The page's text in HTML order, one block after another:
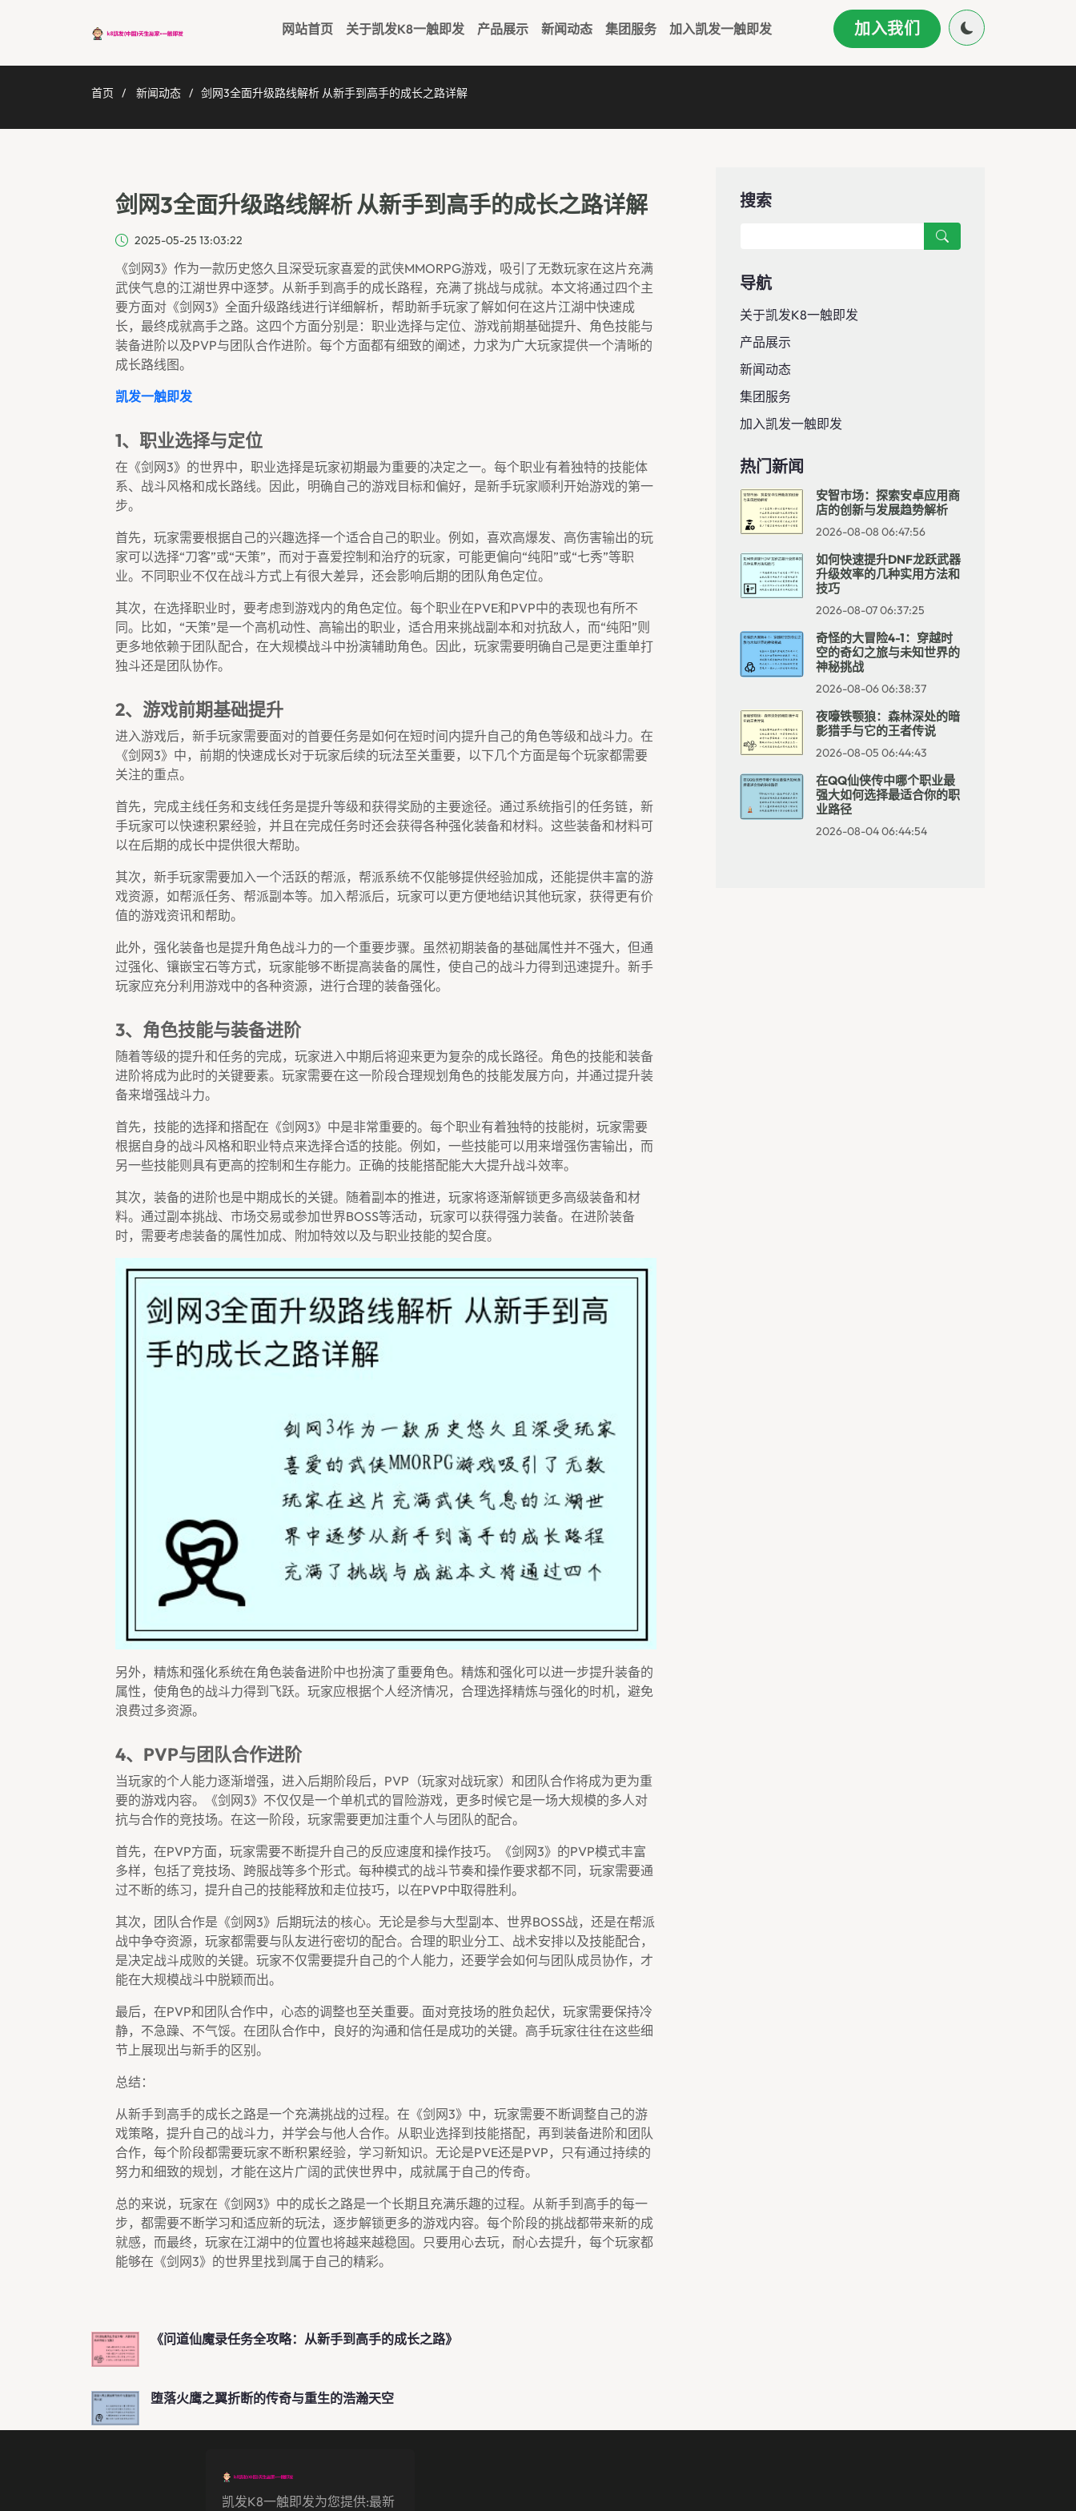
网站首页 关于凯发k8一触即发 产品展示 新闻动态 集团服务 加入凯发一触即发 加入我们
首页 新闻动态 剑网3全面升级路线解析 从新手到高手的成长之路详解
剑网3全面升级路线解析 从新手到高手的成长之路详解
2025-05-25 13:03:22
《剑网3》作为一款历史悠久且深受玩家喜爱的武侠MMORPG游戏，吸引了无数玩家在这片充满
武侠气息的江湖世界中逐梦。从新手到高手的成长路程，充满了挑战与成就。本文将通过四个主
要方面对《剑网3》全面升级路线进行详细解析，帮助新手玩家了解如何在这片江湖中快速成
长，最终成就高手之路。这四个方面分别是：职业选择与定位、游戏前期基础提升、角色技能与
装备进阶以及PVP与团队合作进阶。每个方面都有细致的阐述，力求为广大玩家提供一个清晰的
成长路线图。
凯发一触即发
1、职业选择与定位
在《剑网3》的世界中，职业选择是玩家初期最为重要的决定之一。每个职业有着独特的技能体
系、战斗风格和成长路线。因此，明确自己的游戏目标和偏好，是新手玩家顺利开始游戏的第一
步。
首先，玩家需要根据自己的兴趣选择一个适合自己的职业。例如，喜欢高爆发、高伤害输出的玩
家可以选择“刀客”或“天策”，而对于喜爱控制和治疗的玩家，可能更偏向“纯阳”或“七秀”等职
业。不同职业不仅在战斗方式上有很大差异，还会影响后期的团队角色定位。
其次，在选择职业时，要考虑到游戏内的角色定位。每个职业在PVE和PVP中的表现也有所不
同。比如，“天策”是一个高机动性、高输出的职业，适合用来挑战副本和对抗敌人，而“纯阳”则
更多地依赖于团队配合，在大规模战斗中扮演辅助角色。因此，玩家需要明确自己是更注重单打
独斗还是团队协作。
2、游戏前期基础提升
进入游戏后，新手玩家需要面对的首要任务是如何在短时间内提升自己的角色等级和战斗力。在
《剑网3》中，前期的快速成长对于玩家后续的玩法至关重要，以下几个方面是每个玩家都需要
关注的重点。
首先，完成主线任务和支线任务是提升等级和获得奖励的主要途径。通过系统指引的任务链，新
手玩家可以快速积累经验，并且在完成任务时还会获得各种强化装备和材料。这些装备和材料可
以在后期的成长中提供很大帮助。
其次，新手玩家需要加入一个活跃的帮派，帮派系统不仅能够提供经验加成，还能提供丰富的游
戏资源，如帮派任务、帮派副本等。加入帮派后，玩家可以更方便地结识其他玩家，获得更有价
值的游戏资讯和帮助。
此外，强化装备也是提升角色战斗力的一个重要步骤。虽然初期装备的基础属性并不强大，但通
过强化、镶嵌宝石等方式，玩家能够不断提高装备的属性，使自己的战斗力得到迅速提升。新手
玩家应充分利用游戏中的各种资源，进行合理的装备强化。
3、角色技能与装备进阶
随着等级的提升和任务的完成，玩家进入中期后将迎来更为复杂的成长路径。角色的技能和装备
进阶将成为此时的关键要素。玩家需要在这一阶段合理规划角色的技能发展方向，并通过提升装
备来增强战斗力。
首先，技能的选择和搭配在《剑网3》中是非常重要的。每个职业有着独特的技能树，玩家需要
根据自身的战斗风格和职业特点来选择合适的技能。例如，一些技能可以用来增强伤害输出，而
另一些技能则具有更高的控制和生存能力。正确的技能搭配能大大提升战斗效率。
其次，装备的进阶也是中期成长的关键。随着副本的推进，玩家将逐渐解锁更多高级装备和材
料。通过副本挑战、市场交易或参加世界BOSS等活动，玩家可以获得强力装备。在进阶装备
时，需要考虑装备的属性加成、附加特效以及与职业技能的契合度。
另外，精炼和强化系统在角色装备进阶中也扮演了重要角色。精炼和强化可以进一步提升装备的
属性，使角色的战斗力得到飞跃。玩家应根据个人经济情况，合理选择精炼与强化的时机，避免
浪费过多资源。
4、PVP与团队合作进阶
当玩家的个人能力逐渐增强，进入后期阶段后，PVP（玩家对战玩家）和团队合作将成为更为重
要的游戏内容。《剑网3》不仅仅是一个单机式的冒险游戏，更多时候它是一场大规模的多人对
抗与合作的竞技场。在这一阶段，玩家需要更加注重个人与团队的配合。
首先，在PVP方面，玩家需要不断提升自己的反应速度和操作技巧。《剑网3》的PVP模式丰富
多样，包括了竞技场、跨服战等多个形式。每种模式的战斗节奏和操作要求都不同，玩家需要通
过不断的练习，提升自己的技能释放和走位技巧，以在PVP中取得胜利。
其次，团队合作是《剑网3》后期玩法的核心。无论是参与大型副本、世界BOSS战，还是在帮派
战中争夺资源，玩家都需要与队友进行密切的配合。合理的职业分工、战术安排以及技能配合，
是决定战斗成败的关键。玩家不仅需要提升自己的个人能力，还要学会如何与团队成员协作，才
能在大规模战斗中脱颖而出。
最后，在PVP和团队合作中，心态的调整也至关重要。面对竞技场的胜负起伏，玩家需要保持冷
静，不急躁、不气馁。在团队合作中，良好的沟通和信任是成功的关键。高手玩家往往在这些细
节上展现出与新手的区别。
总结：
从新手到高手的成长之路是一个充满挑战的过程。在《剑网3》中，玩家需要不断调整自己的游
戏策略，提升自己的战斗力，并学会与他人合作。从职业选择到技能搭配，再到装备进阶和团队
合作，每个阶段都需要玩家不断积累经验，学习新知识。无论是PVE还是PVP，只有通过持续的
努力和细致的规划，才能在这片广阔的武侠世界中，成就属于自己的传奇。
总的来说，玩家在《剑网3》中的成长之路是一个长期且充满乐趣的过程。从新手到高手的每一
步，都需要不断学习和适应新的玩法，逐步解锁更多的游戏内容。每个阶段的挑战都带来新的成
就感，而最终，玩家在江湖中的位置也将越来越稳固。只要用心去玩，耐心去提升，每个玩家都
能够在《剑网3》的世界里找到属于自己的精彩。
《问道仙魔录任务全攻略：从新手到高手的成长之路》
堕落火鹰之翼折断的传奇与重生的浩瀚天空
搜索
导航
关于凯发k8一触即发
产品展示
新闻动态
集团服务
加入凯发一触即发
热门新闻
安智市场：探索安卓应用商
店的创新与发展趋势解析
2026-08-08 06:47:56
如何快速提升DNF龙跃武器
升级效率的几种实用方法和
技巧
2026-08-07 06:37:25
奇怪的大冒险4-1：穿越时
空的奇幻之旅与未知世界的
神秘挑战
2026-08-06 06:38:37
夜嚎铁颚狼：森林深处的暗
影猎手与它的王者传说
2026-08-05 06:44:43
在QQ仙侠传中哪个职业最
强大如何选择最适合你的职
业路径
2026-08-04 06:44:54
凯发k8一触即发为您提供:最新